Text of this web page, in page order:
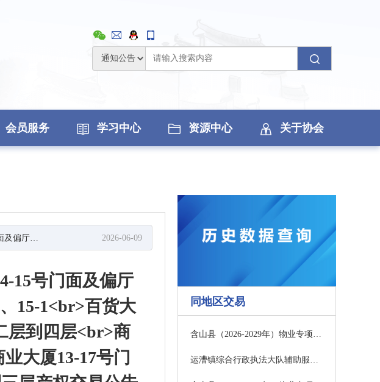
会员服务 学习中心 资源中心 关于协会
层到三层产权交易公告 2026-06-09
15号门面及偏厅
15-1<br>百货大
层到四层<br>商
大厦13-17号门
同地区交易
含山县（2026-2029年）物业专项维修资金修缮项目工程价款结算审计服务成交结果公告
运漕镇综合行政执法大队辅助服务外包项目采购公告